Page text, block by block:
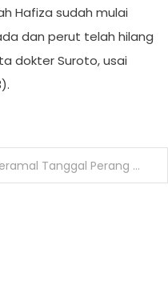
Hafiza sudah mulai
dan perut telah hilang
dokter Suroto, usai
Penjelajah Waktu Meramal Tanggal Perang Dunia 3